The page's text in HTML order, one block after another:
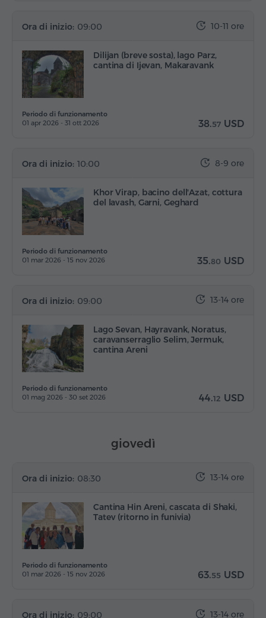
Dilijan (breve sosta), lago Parz,
cantina di Ijevan, Makaravank
10-11 ore
Ora di inizio: 09:00
38.57 USD
Periodo di funzionamento
01 apr 2026 - 31 ott 2026
Khor Virap, bacino dell'Azat, cottura
del lavash, Garni, Geghard
8-9 ore
Ora di inizio: 10:00
35.80 USD
Periodo di funzionamento
01 mar 2026 - 15 nov 2026
Lago Sevan, Hayravank, Noratus,
caravanserraglio Selim, Jermuk,
cantina Areni
13-14 ore
Ora di inizio: 09:00
44.12 USD
Periodo di funzionamento
01 mag 2026 - 30 set 2026
giovedì
Cantina Hin Areni, cascata di Shaki,
Tatev (ritorno in funivia)
13-14 ore
Ora di inizio: 08:30
63.55 USD
Periodo di funzionamento
01 mar 2026 - 15 nov 2026
13-14 ore
Ora di inizio: 09:00